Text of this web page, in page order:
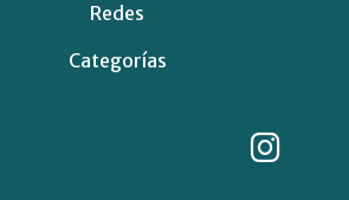
Redes
Categorías